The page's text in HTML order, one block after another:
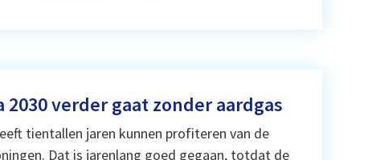
2030 verder gaat zonder aardgas
tientallen jaren kunnen profiteren van de
Dat is jarenlang goed gegaan, totdat de